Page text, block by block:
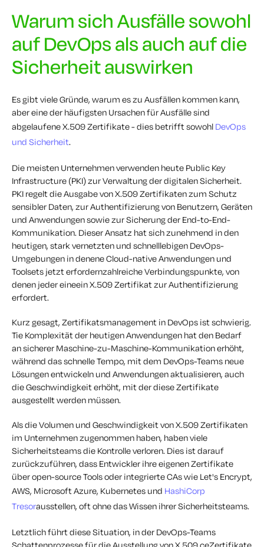
Warum sich Ausfälle sowohl
auf DevOps als auch auf die
Sicherheit auswirken
Es gibt viele Gründe, warum es zu Ausfällen kommen kann,
aber eine der häufigsten Ursachen für Ausfälle sind
abgelaufeneX.509Zertifikate - dies betrifft sowohl DevOps
und Sicherheit.
Die meisten Unternehmen verwenden heute Public Key
Infrastructure (PKI) zur Verwaltung der digitalen Sicherheit.
PKI regelt die Ausgabe vonX.509Zertifikaten zum Schutz
sensibler Daten, zur Authentifizierung von Benutzern, Geräten
und Anwendungen sowie zur Sicherung der End-to-End-
Kommunikation. Dieser Ansatz hat sichzunehmend in den
heutigen, stark vernetzten und schnelllebigen DevOps-
Umgebungen in denene Cloud-native Anwendungen und
Toolsets jetzt erfordernzahlreiche Verbindungspunkte, von
denen jeder eineein X.509Zertifikat zur Authentifizierung
erfordert.
Kurz gesagt, Zertifikatsmanagement in DevOps ist schwierig.
Tie Komplexität der heutigen Anwendungen hat den Bedarf
an sicherer Maschine-zu-Maschine-Kommunikation erhöht,
während das schnelle Tempo, mit dem DevOps-Teams neue
Lösungen entwickeln und Anwendungen aktualisieren, auch
die Geschwindigkeit erhöht, mit der diese Zertifikate
ausgestellt werden müssen.
AlsdieVolumen und Geschwindigkeit vonX.509Zertifikaten
im Unternehmen zugenommen haben, haben viele
Sicherheitsteams die Kontrolle verloren. Dies ist darauf
zurückzuführen, dass Entwickler ihre eigenen Zertifikate
über open-source Tools oder integrierte CAs wie Let's Encrypt,
AWS, Microsoft Azure, Kubernetes und HashiCorp
Tresorausstellen, oft ohne das Wissen ihrer Sicherheitsteams.
Letztlich führt diese Situation, in der DevOps-Teams
Schattenprozesse für die Ausstellung vonX.509ceZertifikate